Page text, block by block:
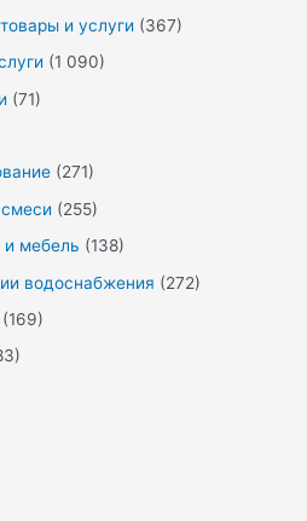
и услуги (367)
(1 090)
(71)
(271)
(255)
и мебель (138)
водоснабжения (272)
(169)